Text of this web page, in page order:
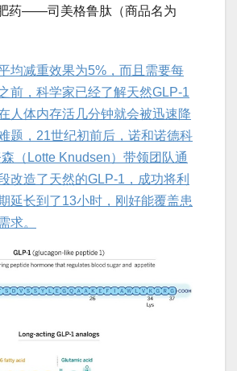
药——司美格鲁肽（商品名为
均减重效果为5%，而且需要每
前，科学家已经了解天然GLP-1
人体内存活几分钟就会被迅速降
题，21世纪初前后，诺和诺德科
（Lotte Knudsen）带领团队通
改造了天然的GLP-1，成功将利
延长到了13小时，刚好能覆盖患
求。